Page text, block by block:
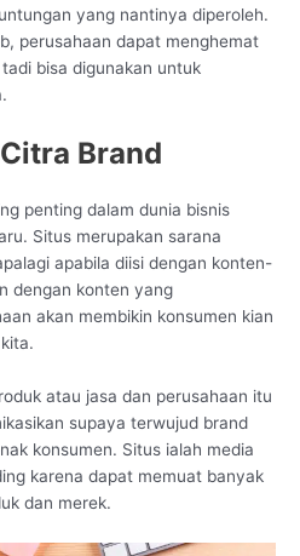
yang nantinya diperoleh.
perusahaan dapat menghemat
bisa digunakan untuk
Brand
penting dalam dunia bisnis
Situs merupakan sarana
apabila diisi dengan konten-
dengan konten yang
akan membikin konsumen kian
atau jasa dan perusahaan itu
supaya terwujud brand
konsumen. Situs ialah media
karena dapat memuat banyak
dan merek.